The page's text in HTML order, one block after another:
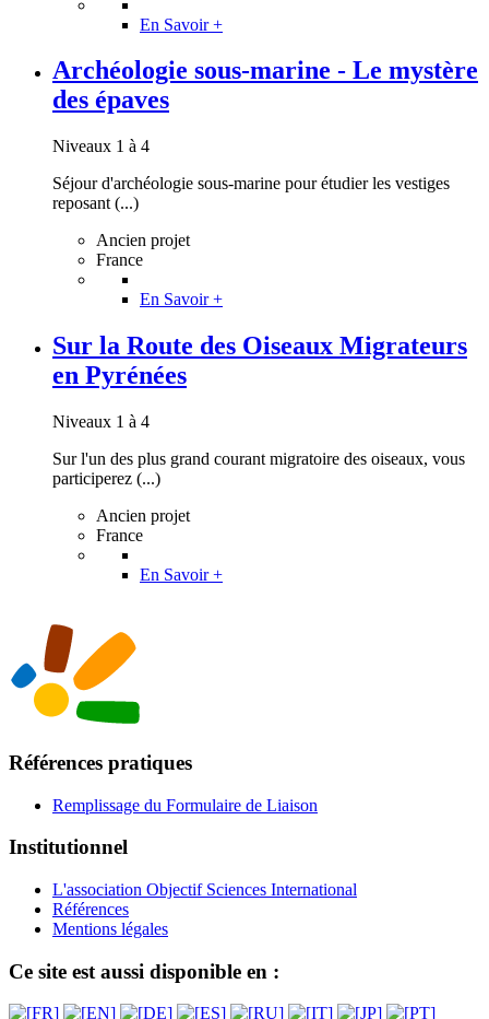
En Savoir +
Archéologie sous-marine - Le mystère
des épaves
Niveaux 1 à 4
Séjour d'archéologie sous-marine pour étudier les vestiges
reposant (...)
Ancien projet
France
En Savoir +
Sur la Route des Oiseaux Migrateurs
en Pyrénées
Niveaux 1 à 4
Sur l'un des plus grand courant migratoire des oiseaux, vous
participerez (...)
Ancien projet
France
En Savoir +
Références pratiques
Remplissage du Formulaire de Liaison
Institutionnel
L'association Objectif Sciences International
Références
Mentions légales
Ce site est aussi disponible en :